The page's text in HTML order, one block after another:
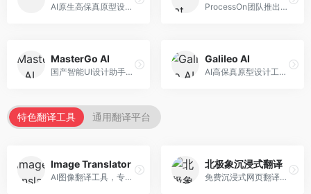
AI原生高保真原型设计工具，专注于智能设计生成。面向设计师，提供界面生成、设计优化、原型制作等服务，设计自动化程度高。 ProcessOn团队推出的产设研协作平台，整合设计与协作功能。面向产品团队，提供设计协作、文档管理、团队沟通等服务，产研协作便捷。
MasterGo AI
国产智能UI设计助手，专注于界面设计自动化。面向UI设计师，提供界面生成、组件设计、设计系统构建等服务，中文用户适配性好。
Galileo AI
AI高保真原型设计工具，专注于UI界面生成。面向设计师和产品团队，提供界面生成、交互设计、设计优化等服务，界面质量高。
特色翻译工具 通用翻译平台
Image Translator
AI图像翻译工具，专注于图片文字翻译。面向设计师和电商从业者，提供图片文字识别、翻译、替换等服务，图像翻译效果好。
北极象沉浸式翻译
免费沉浸式网页翻译工具，专注于阅读体验。面向普通用户，提供网页双语翻译、文档翻译等服务，免费使用，翻译质量高。